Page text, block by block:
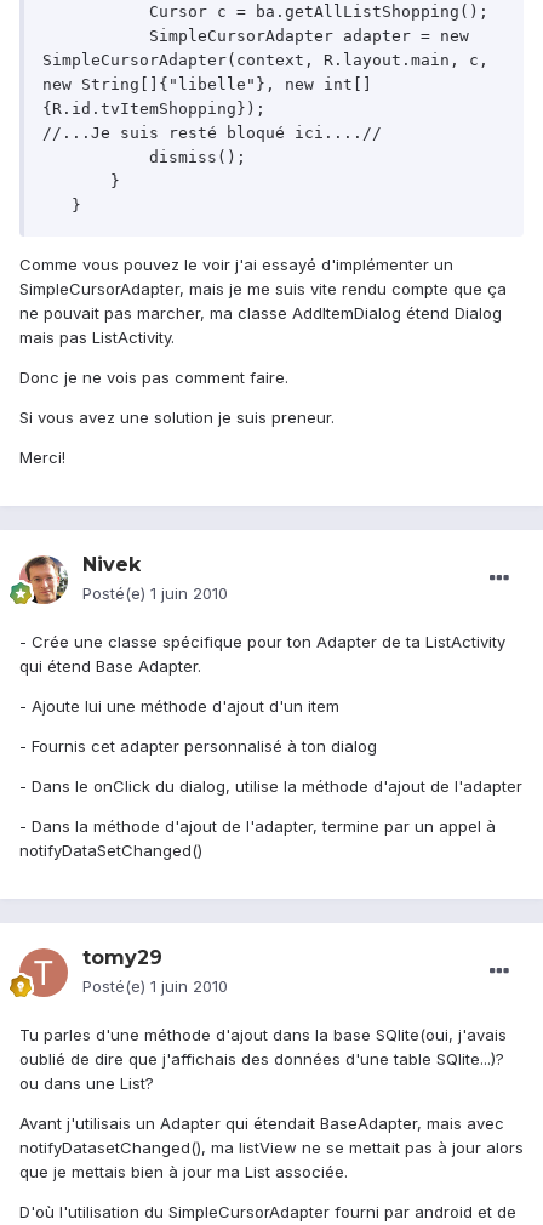
SimpleCursorAdapter(context, R.layout.main, c,
new String[]{"libelle"}, new int[]
{R.id.tvItemShopping});
//...Je suis resté bloqué ici....//
   }
Comme vous pouvez le voir j'ai essayé d'implémenter un
SimpleCursorAdapter, mais je me suis vite rendu compte que ça
ne pouvait pas marcher, ma classe AddItemDialog étend Dialog
mais pas ListActivity.
Donc je ne vois pas comment faire.
Si vous avez une solution je suis preneur.
Merci!
Nivek
Posté(e) 1 juin 2010
- Crée une classe spécifique pour ton Adapter de ta ListActivity
qui étend Base Adapter.
- Ajoute lui une méthode d'ajout d'un item
- Fournis cet adapter personnalisé à ton dialog
- Dans le onClick du dialog, utilise la méthode d'ajout de l'adapter
- Dans la méthode d'ajout de l'adapter, termine par un appel à
notifyDataSetChanged()
tomy29
Posté(e) 1 juin 2010
Tu parles d'une méthode d'ajout dans la base SQlite(oui, j'avais
oublié de dire que j'affichais des données d'une table SQlite...)?
ou dans une List?
Avant j'utilisais un Adapter qui étendait BaseAdapter, mais avec
notifyDatasetChanged(), ma listView ne se mettait pas à jour alors
que je mettais bien à jour ma List associée.
D'où l'utilisation du SimpleCursorAdapter fourni par android et de